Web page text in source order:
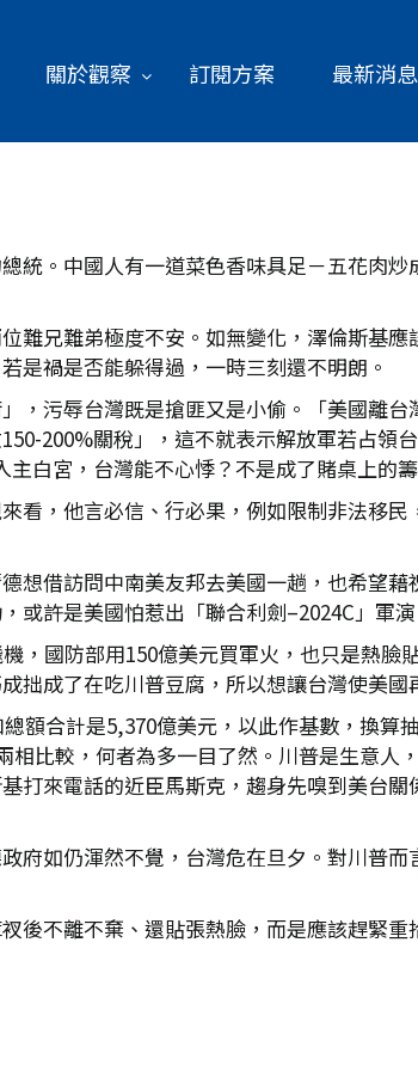
關於觀察 訂閱方案 最新消息
統。中國人有一道菜色香味具足－五花肉
難兄難弟極度不安。如無變化，澤倫斯基
是禍是否能躲得過，一時三刻還不明朗。
，污辱台灣既是搶匪又是小偷。「美國離
200%關稅」，這不就表示解放軍若占領
白宮，台灣能不心悸？不是成了賭桌上的
看，他言必信、行必果，例如限制非法移
想借訪問中南美友邦去美國一趟，也希望
或許是美國怕惹出「聯合利劍–2024C」軍演
，國防部用150億美元買軍火，也只是熱臉
拙成了在吃川普豆腐，所以想讓台灣使美國
額合計是5,370億美元，以此作基數，換算
比較，何者為多一目了然。川普是生意人
打來電話的近臣馬斯克，趨身先嗅到美台
府如仍渾然不覺，台灣危在旦夕。對川普
後不離不棄、還貼張熱臉，而是應該趕緊